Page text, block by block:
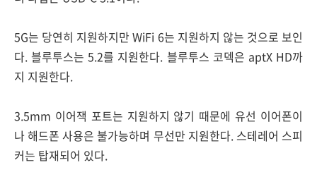
5G는 당연히 지원하지만 WiFi 6는 지원하지 않는 것으로 보인
다. 블루투스는 5.2를 지원한다. 블루투스 코덱은 aptX HD까
지 지원한다.
3.5mm 이어잭 포트는 지원하지 않기 때문에 유선 이어폰이
나 해드폰 사용은 불가능하며 무선만 지원한다. 스테레어 스피
커는 탑재되어 있다.